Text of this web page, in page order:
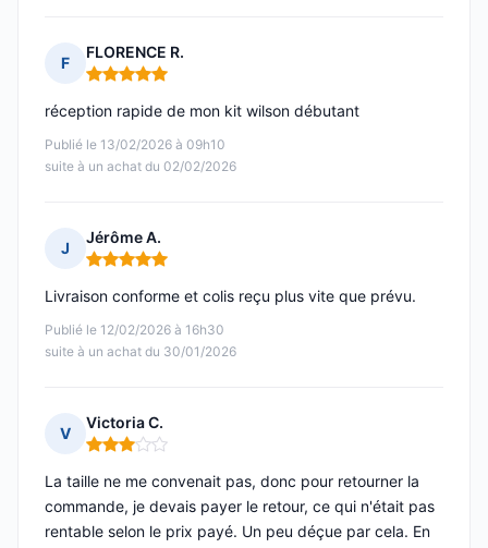
F
FLORENCE R.
Note : 5 sur 5
Publié le 13/02/2026 à 09h10
suite à un achat du 02/02/2026
réception rapide de mon kit wilson débutant
J
Jérôme A.
Note : 5 sur 5
Publié le 12/02/2026 à 16h30
suite à un achat du 30/01/2026
Livraison conforme et colis reçu plus vite que prévu.
V
Victoria C.
Note : 3 sur 5
La taille ne me convenait pas, donc pour retourner la
commande, je devais payer le retour, ce qui n'était pas
rentable selon le prix payé. Un peu déçue par cela. En